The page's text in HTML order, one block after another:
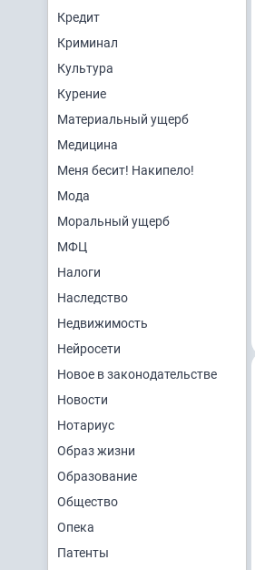
Кредит
Криминал
Культура
Курение
Материальный ущерб
Медицина
Меня бесит! Накипело!
Мода
Моральный ущерб
МФЦ
Налоги
Наследство
Недвижимость
Нейросети
Новое в законодательстве
Новости
Нотариус
Образ жизни
Образование
Общество
Опека
Патенты